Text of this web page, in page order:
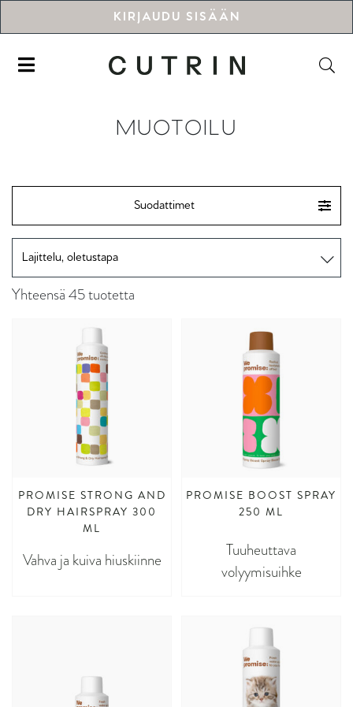
KIRJAUDU SISÄÄN
MUOTOILU
Suodattimet
Yhteensä 45 tuotetta
PROMISE STRONG AND
DRY HAIRSPRAY 300
ML
Vahva ja kuiva hiuskiinne
PROMISE BOOST SPRAY
250 ML
Tuuheuttava
volyymisuihke